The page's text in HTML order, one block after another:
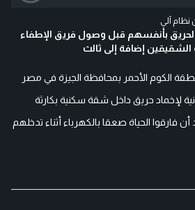
نظام آلي
بأنفسهم قبل وصول فريق الإطفاء
إضافة إلى ثالث
الكوم الأحمر بمحافظة الجيزة في مصر
لإخماد حريق داخل شقة سكنية بكارثة
فارقوا الحياة صعقا بالكهرباء أثناء تدخلهم